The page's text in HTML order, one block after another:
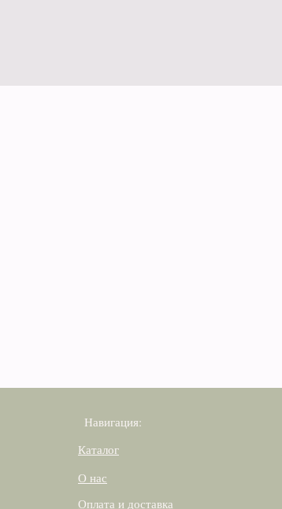
Оплата и доставка
О нас
Каталог
Навигация: